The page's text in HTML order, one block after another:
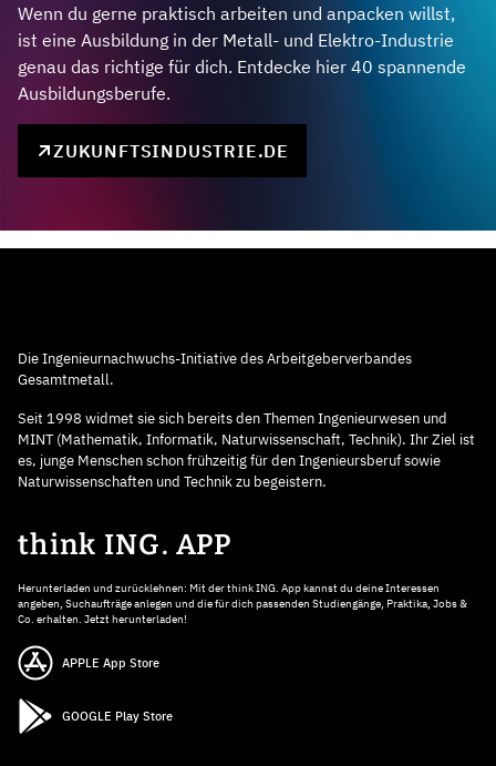
Wenn du gerne praktisch arbeiten und anpacken willst,
ist eine Ausbildung in der Metall- und Elektro-Industrie
genau das richtige für dich. Entdecke hier 40 spannende
Ausbildungsberufe.
ZUKUNFTSINDUSTRIE.DE
Die Ingenieurnachwuchs-Initiative des Arbeitgeberverbandes
Gesamtmetall.
Seit 1998 widmet sie sich bereits den Themen Ingenieurwesen und
MINT (Mathematik, Informatik, Naturwissenschaft, Technik). Ihr Ziel ist
es, junge Menschen schon frühzeitig für den Ingenieursberuf sowie
Naturwissenschaften und Technik zu begeistern.
think ING. APP
Herunterladen und zurücklehnen: Mit der think ING. App kannst du deine Interessen
angeben, Suchaufträge anlegen und die für dich passenden Studiengänge, Praktika, Jobs &
Co. erhalten. Jetzt herunterladen!
APPLE App Store
GOOGLE Play Store